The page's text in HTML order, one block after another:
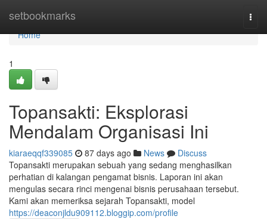
setbookmarks
Home
Home
1
Topansakti: Eksplorasi
Mendalam Organisasi Ini
kiaraeqqf339085 87 days ago News
Discuss
Topansakti merupakan sebuah yang sedang menghasilkan
perhatian di kalangan pengamat bisnis. Laporan ini akan
mengulas secara rinci mengenai bisnis perusahaan tersebut.
Kami akan memeriksa sejarah Topansakti, model
https://deaconjldu909112.bloggip.com/profile